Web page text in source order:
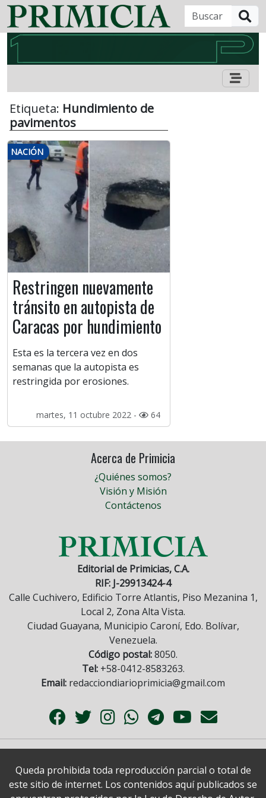
Etiqueta: Hundimiento de
pavimentos
NACIÓN
Restringen nuevamente
tránsito en autopista de
Caracas por hundimiento
Esta es la tercera vez en dos
semanas que la autopista es
restringida por erosiones.
martes, 11 octubre 2022 - 64
Acerca de Primicia
¿Quiénes somos?
Visión y Misión
Contáctenos
Editorial de Primicias, C.A.
RIF: J-29913424-4
Calle Cuchivero, Edificio Torre Atlantis, Piso Mezanina 1,
Local 2, Zona Alta Vista.
Ciudad Guayana, Municipio Caroní, Edo. Bolívar,
Venezuela.
Código postal:8050.
Tel:+58-0412-8583263.
Email: redacciondiarioprimicia@gmail.com
Queda prohibida toda reproducción parcial o total de
este sitio de internet. Los contenidos aquí publicados se